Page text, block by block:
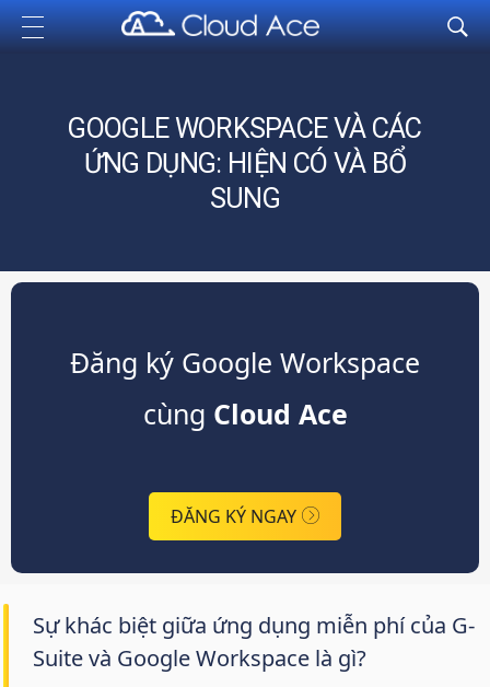
Cloud Ace
Nhà cung cấp giải pháp trên GCP cho doanh nghiệp
GOOGLE WORKSPACE VÀ CÁC
ỨNG DỤNG: HIỆN CÓ VÀ BỔ
SUNG
Đăng ký Google Workspace
cùng Cloud Ace
ĐĂNG KÝ NGAY
Sự khác biệt giữa ứng dụng miễn phí của G-
Suite và Google Workspace là gì?